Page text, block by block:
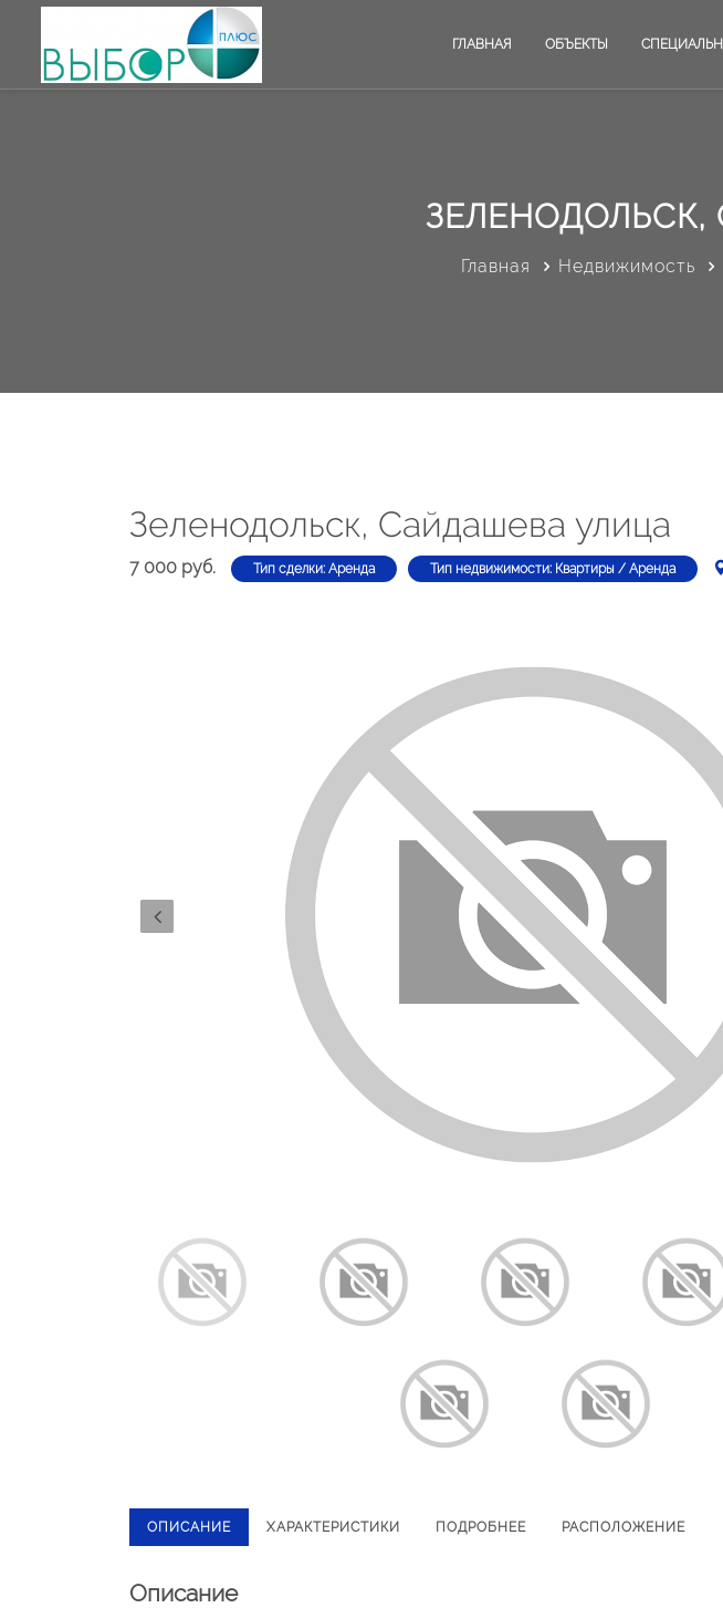
ГЛАВНАЯ ОБЪЕКТЫ
Главная Недвижимость
Зеленодольск, Сайдашева улица
7 000 руб. Тип сделки: Аренда Тип недвижимости: Квартиры / Аренда
ОПИСАНИЕ ХАРАКТЕРИСТИКИ ПОДРОБНЕЕ РАСПОЛОЖЕНИЕ
Описание